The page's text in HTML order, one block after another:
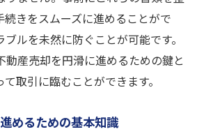
続きをスムーズに進めることがで
ルを未然に防ぐことが可能です。
動産売却を円滑に進めるための鍵と
取引に臨むことができます。
めるための基本知識